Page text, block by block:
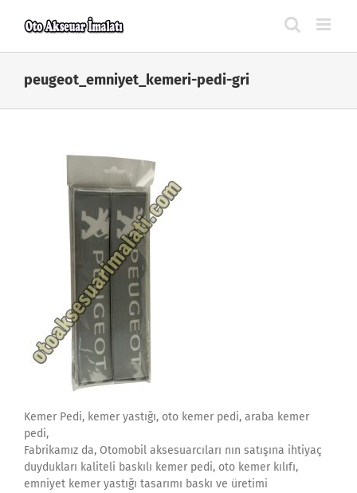
peugeot_emniyet_kemeri-pedi-gri
Kemer Pedi, kemer yastığı, oto kemer pedi, araba kemer
pedi,
Fabrikamız da, Otomobil aksesuarcıları nın satışına ihtiyaç
duydukları kaliteli baskılı kemer pedi, oto kemer kılıfı,
emniyet kemer yastığı tasarımı baskı ve üretimi